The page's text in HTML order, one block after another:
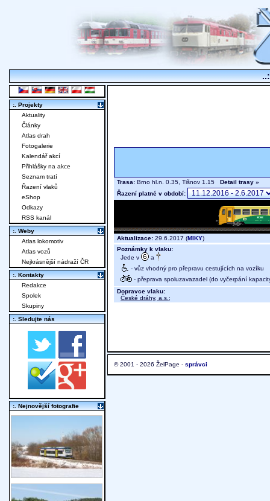
Trasa: Brno hl.n. 0.35, Tišnov 1.15 Detail trasy »
Řazení platné v období:
Aktualizace: 29.6.2017 (MIKY)
Poznámky k vlaku:
Jede v
a
- vůz vhodný pro přepravu cestujících na vozíku
- přeprava spoluzavazadel (do vyčerpání
Dopravce vlaku:
České dráhy, a.s. ;
© 2001 - 2026 ŽelPage - správci
:. Projekty
Aktuality
Články
Atlas drah
Fotogalerie
Kalendář akcí
Přihlášky na akce
Seznam tratí
Řazení vlaků
eShop
Odkazy
RSS kanál
:. Weby
Atlas lokomotiv
Atlas vozů
Nejkrásnější nádraží ČR
:. Kontakty
Redakce
Spolek
Skupiny
:. Sledujte nás
:. Nejnovější fotografie